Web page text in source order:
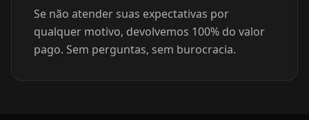
Se não atender suas expectativas por
qualquer motivo, devolvemos 100% do valor
pago. Sem perguntas, sem burocracia.